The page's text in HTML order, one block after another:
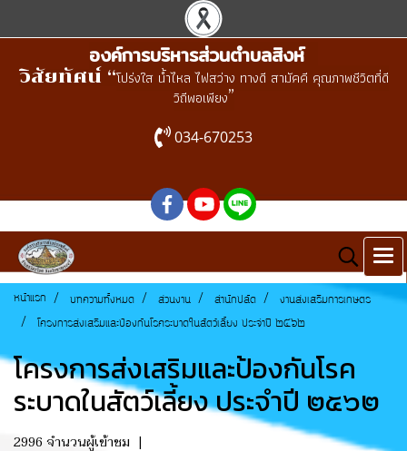
องค์การบริหารส่วนตำบลสิงห์
วิสัยทัศน์ “โปร่งใส น้ำไหล ไฟสว่าง ทางดี สามัคคี คุณภาพชีวิตที่ดี
วิถีพอเพียง”
034-670253
หน้าแรก บทความทั้งหมด ส่วนงาน สำนักปลัด งานส่งเสริมการเกษตร
โครงการส่งเสริมและป้องกันโรคระบาดในสัตว์เลี้ยง ประจำปี ๒๕๖๒
โครงการส่งเสริมและป้องกันโรค
ระบาดในสัตว์เลี้ยง ประจำปี ๒๕๖๒
2996 จำนวนผู้เข้าชม |